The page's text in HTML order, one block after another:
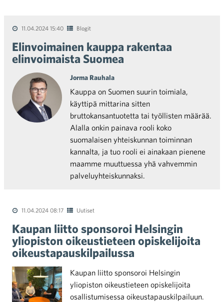
11.04.2024 15:40 Blogit
Elinvoimainen kauppa rakentaa
elinvoimaista Suomea
Jorma Rauhala
Kauppa on Suomen suurin toimiala,
käyttipä mittarina sitten
bruttokansantuotetta tai työllisten määrää.
Alalla onkin painava rooli koko
suomalaisen yhteiskunnan toiminnan
kannalta, ja tuo rooli ei ainakaan pienene
maamme muuttuessa yhä vahvemmin
palveluyhteiskunnaksi.
11.04.2024 08:17 Uutiset
Kaupan liitto sponsoroi Helsingin
yliopiston oikeustieteen opiskelijoita
oikeustapauskilpailussa
Kaupan liitto sponsoroi Helsingin
yliopiston oikeustieteen opiskelijoita
osallistumisessa oikeustapauskilpailuun.